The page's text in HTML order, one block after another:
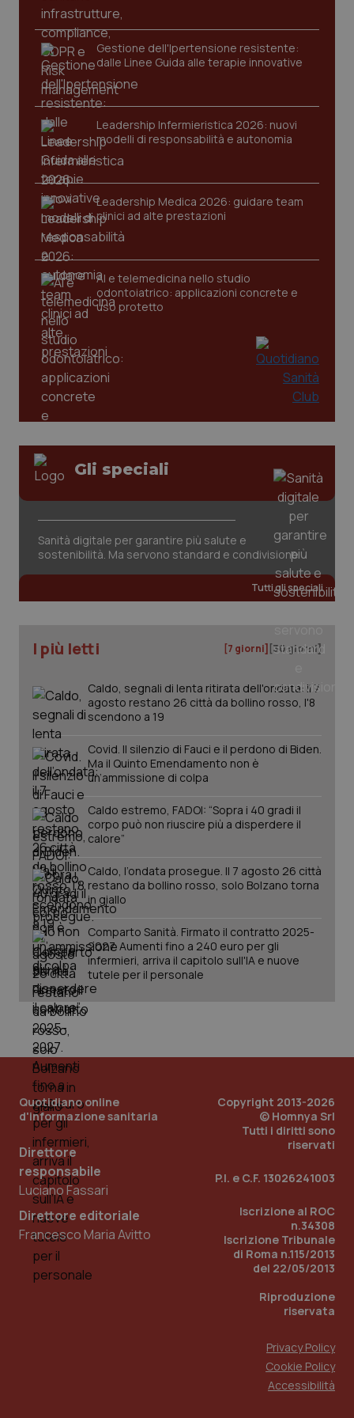
Gestione dell'Ipertensione resistente:
dalle Linee Guida alle terapie innovative
Leadership Infermieristica 2026: nuovi
modelli di responsabilità e autonomia
Leadership Medica 2026: guidare team
clinici ad alte prestazioni
AI e telemedicina nello studio
odontoiatrico: applicazioni concrete e
uso protetto
Gli speciali
Sanità digitale per garantire più salute e
sostenibilità. Ma servono standard e condivisione
Tutti gli speciali
I più letti [7 giorni] [30 giorni]
Caldo, segnali di lenta ritirata dell'ondata: il 7
agosto restano 26 città da bollino rosso, l'8
scendono a 19
Covid. Il silenzio di Fauci e il perdono di Biden.
Ma il Quinto Emendamento non è
un’ammissione di colpa
Caldo estremo, FADOI: “Sopra i 40 gradi il
corpo può non riuscire più a disperdere il
calore”
Caldo, l’ondata prosegue. Il 7 agosto 26 città
restano da bollino rosso, solo Bolzano torna
in giallo
Comparto Sanità. Firmato il contratto 2025-
2027. Aumenti fino a 240 euro per gli
infermieri, arriva il capitolo sull'IA e nuove
tutele per il personale
Quotidiano online
d'informazione sanitaria
Direttore
responsabile
Luciano Fassari
Direttore editoriale
Francesco Maria Avitto
Copyright 2013-2026
© Homnya Srl
Tutti i diritti sono
riservati
P.I. e C.F. 13026241003
Iscrizione al ROC
n.34308
Iscrizione Tribunale
di Roma n.115/2013
del 22/05/2013
Riproduzione
riservata
Privacy Policy
Cookie Policy
Accessibilità
funzionare correttamente senza questi cookie.
Nome
VISITOR_PRIVACY_METADATA
YouTube
CookieScriptConsent
tracking-sites-ironfish-
www.quotidianosanita.it
_ga
Google LLC
.quotidianosanita.it
PHPSESSID
PHP.net
www.quotidianosanita.it
.quotidianosanita.it
1